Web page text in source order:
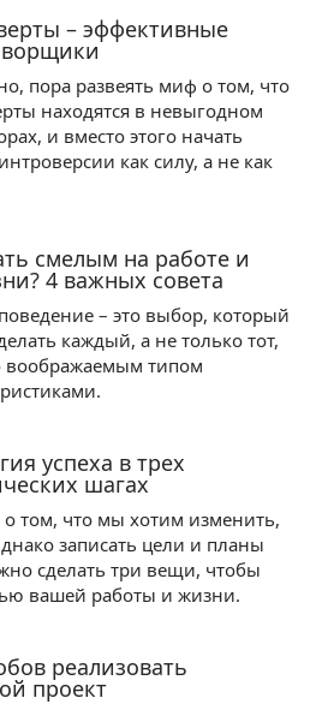
– эффективные
пора развеять миф о том, что
находятся в невыгодном
и вместо этого начать
как силу, а не как
смелым на работе и
4 важных совета
– это выбор, который
каждый, а не только тот,
воображаемым типом
успеха в трех
шагах
о том, что мы хотим изменить,
записать цели и планы
сделать три вещи, чтобы
вашей работы и жизни.
реализовать
проект